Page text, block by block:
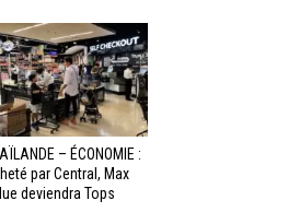
– ÉCONOMIE :
par Central, Max
deviendra Tops